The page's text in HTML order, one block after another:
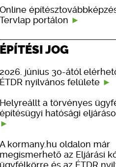
Online
Tervlap portálon
ÉPÍTÉSI JOG
2026. június 30-ától
ÉTDR nyilvános felülete
Helyreállt a törvényes
építésügyi hatósági
A kormany.hu oldalon már
megismerhető az Eljárási
ügyfélkörre és az ÉTDR